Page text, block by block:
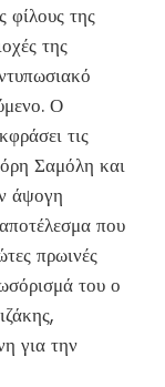
φίλους της
της
Ο
τις
Σαμόλη και
άψογη
που
πρωινές
του ο
για την